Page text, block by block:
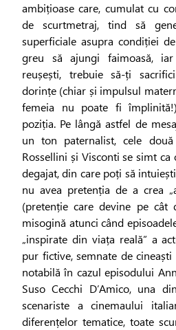
ambițioase care, cumulat cu
de scurtmetraj, tind să
superficiale asupra condiției
greu să ajungi faimoasă,
reușești, trebuie să-ți
dorințe (chiar și impulsul
femeia nu poate fi
poziția. Pe lângă astfel de
un ton paternalist, cele
Rossellini și Visconti se simt
degajat, din care poți să
nu avea pretenția de a crea
(pretenție care devine pe cât
misogină atunci când
„inspirate din viața reală” a
pur fictive, semnate de
notabilă în cazul episodului
Suso Cecchi D’Amico, una
scenariste a cinemaului
diferențelor tematice, toate